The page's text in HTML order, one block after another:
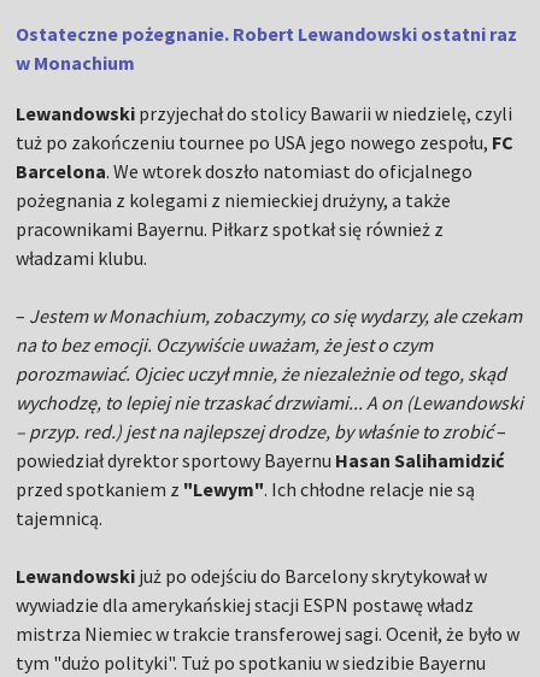
Ostateczne pożegnanie. Robert Lewandowski ostatni raz
w Monachium
Lewandowski przyjechał do stolicy Bawarii w niedzielę, czyli
tuż po zakończeniu tournee po USA jego nowego zespołu, FC
Barcelona. We wtorek doszło natomiast do oficjalnego
pożegnania z kolegami z niemieckiej drużyny, a także
pracownikami Bayernu. Piłkarz spotkał się również z
władzami klubu.
– Jestem w Monachium, zobaczymy, co się wydarzy, ale czekam
na to bez emocji. Oczywiście uważam, że jest o czym
porozmawiać. Ojciec uczył mnie, że niezależnie od tego, skąd
wychodzę, to lepiej nie trzaskać drzwiami... A on (Lewandowski
– przyp. red.) jest na najlepszej drodze, by właśnie to zrobić–
powiedział dyrektor sportowy Bayernu Hasan Salihamidzić
przed spotkaniem z "Lewym". Ich chłodne relacje nie są
tajemnicą.
Lewandowski już po odejściu do Barcelony skrytykował w
wywiadzie dla amerykańskiej stacji ESPN postawę władz
mistrza Niemiec w trakcie transferowej sagi. Ocenił, że było w
tym "dużo polityki". Tuż po spotkaniu w siedzibie Bayernu